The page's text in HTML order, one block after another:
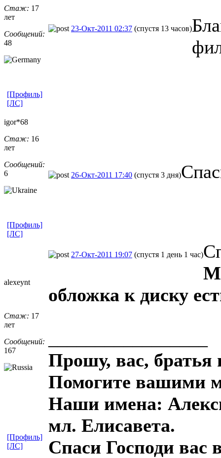
Стаж: 17
лет
Сообщений:
48
23-Окт-2011 02:37 (спустя 13 часов)
[Профиль]
[ЛС]
igor*68
Стаж: 16
лет
Сообщений:
6
26-Окт-2011 17:40 (спустя 3 дня)
[Профиль]
[ЛС]
alexeynt
Стаж: 17
лет
Сообщений:
167
27-Окт-2011 19:07 (спустя 1 день 1 час)
обложка к диску
Прошу, вас, братья
Помогите вашими
Наши имена:
мл. Елисавета.
Спаси Господи вас
[Профиль]
[ЛС]